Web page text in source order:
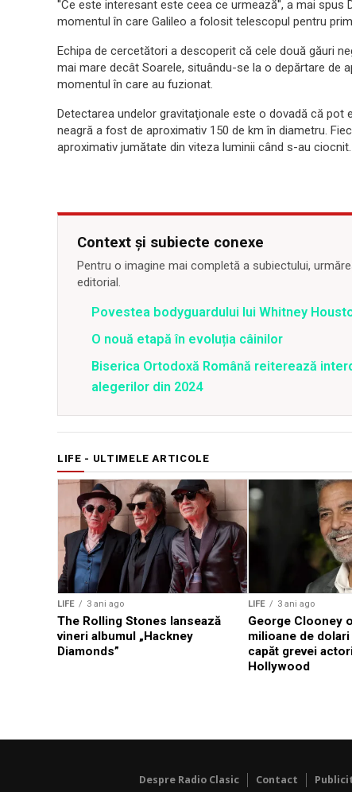
''Ce este interesant este ceea ce urmează'', a mai spus
momentul în care Galileo a folosit telescopul pentru
Echipa de cercetători a descoperit că cele două găuri
mai mare decât Soarele, situându-se la o depărtare de
momentul în care au fuzionat.
Detectarea undelor gravitaţionale este o dovadă că pot
neagră a fost de aproximativ 150 de km în diametru.
aproximativ jumătate din viteza luminii când s-au
Context și subiecte conexe
Pentru o imagine mai completă a subiectului,
editorial.
Povestea bodyguardului lui Whitney
O nouă etapă în evoluția câinilor
Biserica Ortodoxă Română reiterează
alegerilor din 2024
LIFE - ULTIMELE ARTICOLE
LIFE 3 ani ago
The Rolling Stones lansează
vineri albumul „Hackney
Diamonds”
LIFE 3 ani ago
George Clooney
milioane de
capăt grevei
Hollywood
Despre Radio Clasic Contact